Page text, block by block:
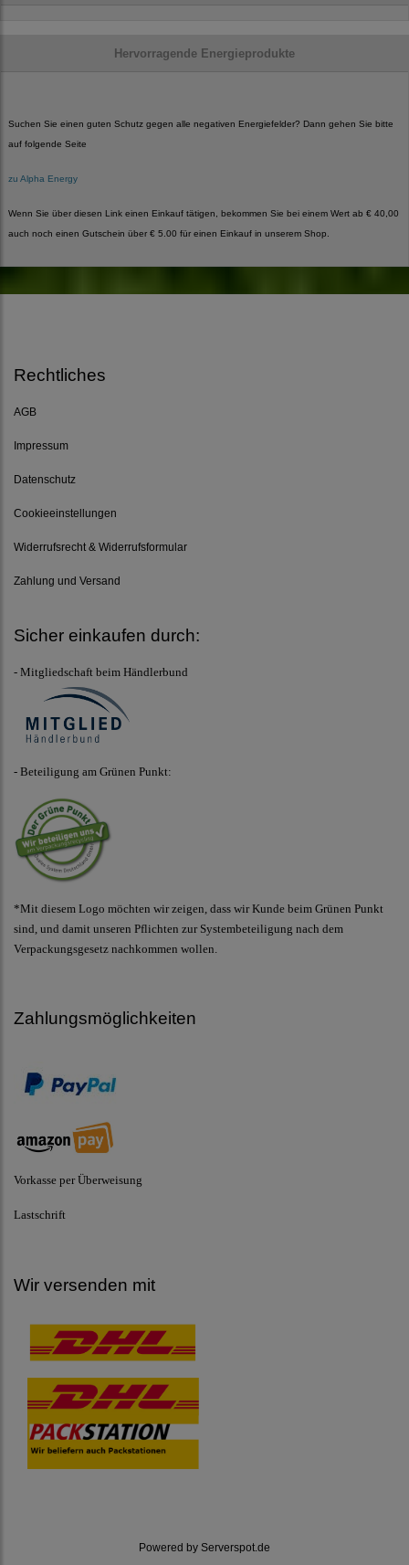
Hervorragende Energieprodukte
Suchen Sie einen guten Schutz gegen alle negativen Energiefelder? Dann gehen Sie bitte
auf folgende Seite
zu Alpha Energy
Wenn Sie über diesen Link einen Einkauf tätigen, bekommen Sie bei einem Wert ab € 40,00
auch noch einen Gutschein über € 5.00 für einen Einkauf in unserem Shop.
Rechtliches
AGB
Impressum
Datenschutz
Cookieeinstellungen
Widerrufsrecht & Widerrufsformular
Zahlung und Versand
Sicher einkaufen durch:
- Mitgliedschaft beim Händlerbund
- Beteiligung am Grünen Punkt:
*Mit diesem Logo möchten wir zeigen, dass wir Kunde beim Grünen Punkt
sind, und damit unseren Pflichten zur Systembeteiligung nach dem
Verpackungsgesetz nachkommen wollen.
Zahlungsmöglichkeiten
Vorkasse per Überweisung
Lastschrift
Wir versenden mit
Powered by Serverspot.de